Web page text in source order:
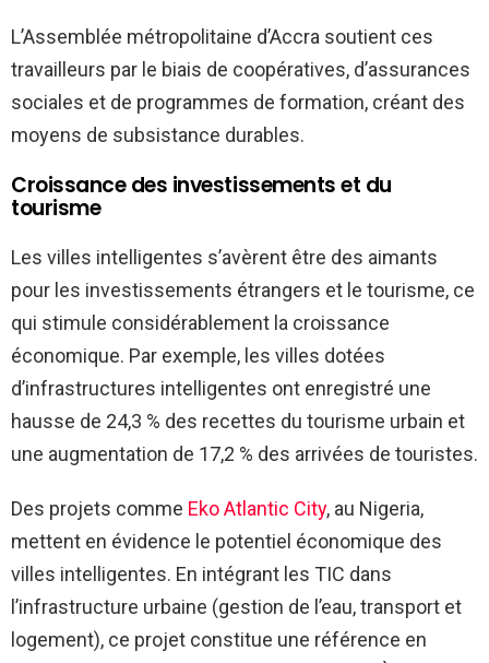
L’Assemblée métropolitaine d’Accra soutient ces
travailleurs par le biais de coopératives, d’assurances
sociales et de programmes de formation, créant des
moyens de subsistance durables.
Croissance des investissements et du
tourisme
Les villes intelligentes s’avèrent être des aimants
pour les investissements étrangers et le tourisme, ce
qui stimule considérablement la croissance
économique. Par exemple, les villes dotées
d’infrastructures intelligentes ont enregistré une
hausse de 24,3 % des recettes du tourisme urbain et
une augmentation de 17,2 % des arrivées de touristes.
Des projets comme Eko Atlantic City, au Nigeria,
mettent en évidence le potentiel économique des
villes intelligentes. En intégrant les TIC dans
l’infrastructure urbaine (gestion de l’eau, transport et
logement), ce projet constitue une référence en